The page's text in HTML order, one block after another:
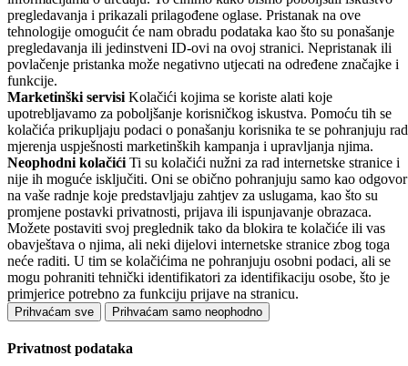
pregledavanja i prikazali prilagođene oglase. Pristanak na ove
tehnologije omogućit će nam obradu podataka kao što su ponašanje
pregledavanja ili jedinstveni ID-ovi na ovoj stranici. Nepristanak ili
povlačenje pristanka može negativno utjecati na određene značajke i
funkcije.
Marketinški servisi Kolačići kojima se koriste alati koje
upotrebljavamo za poboljšanje korisničkog iskustva. Pomoću tih se
kolačića prikupljaju podaci o ponašanju korisnika te se pohranjuju
mjerenja uspješnosti marketinških kampanja i upravljanja njima.
Neophodni kolačići Ti su kolačići nužni za rad internetske stranice i
nije ih moguće isključiti. Oni se obično pohranjuju samo kao odgovor
na vaše radnje koje predstavljaju zahtjev za uslugama, kao što su
promjene postavki privatnosti, prijava ili ispunjavanje obrazaca.
Možete postaviti svoj preglednik tako da blokira te kolačiće ili vas
obavještava o njima, ali neki dijelovi internetske stranice zbog toga
neće raditi. U tim se kolačićima ne pohranjuju osobni podaci, ali se
mogu pohraniti tehnički identifikatori za identifikaciju osobe, što je
primjerice potrebno za funkciju prijave na stranicu.
Prihvaćam sve Prihvaćam samo neophodno
Privatnost podataka